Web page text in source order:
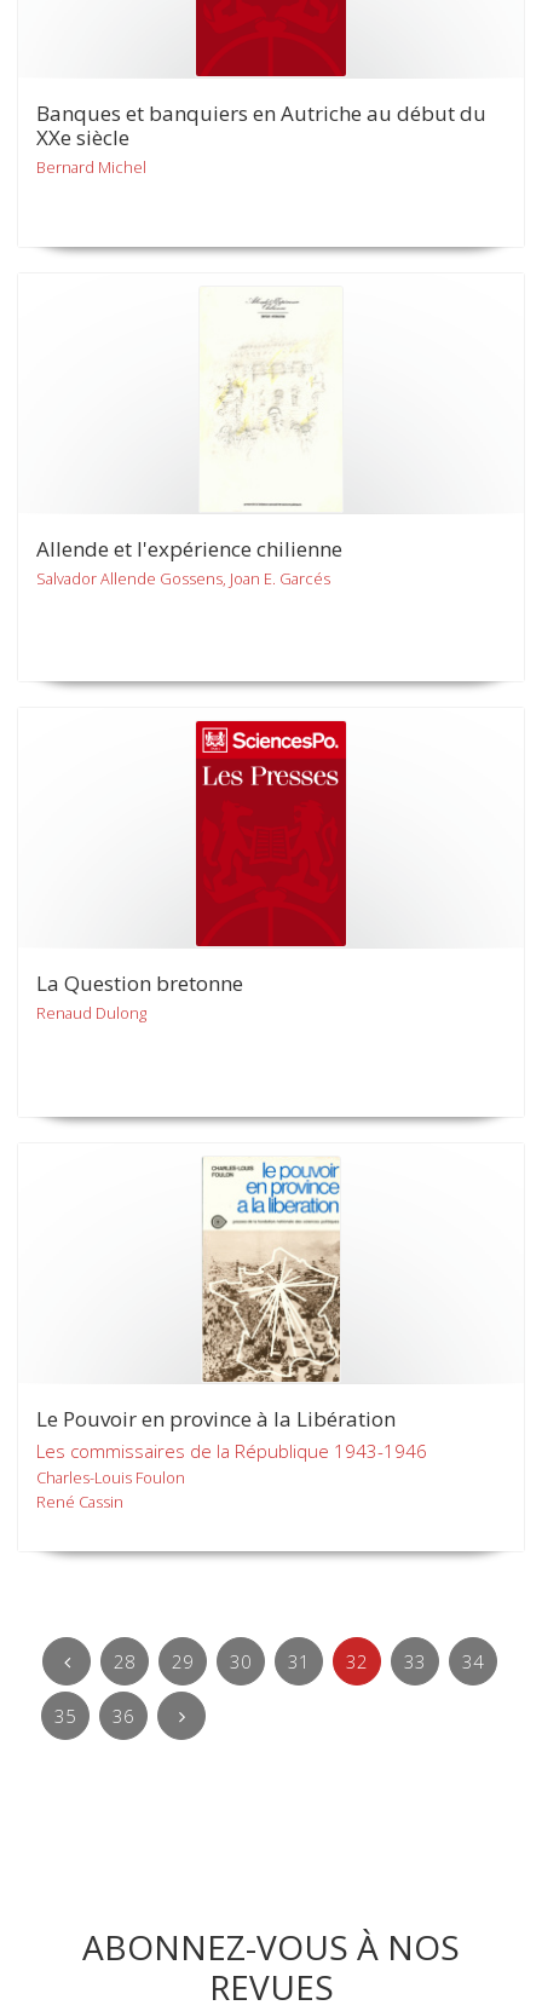
Banques et banquiers en Autriche au début du
XXe siècle
Bernard Michel
Allende et l'expérience chilienne
Salvador Allende Gossens, Joan E. Garcés
La Question bretonne
Renaud Dulong
Le Pouvoir en province à la Libération
Les commissaires de la République 1943-1946
Charles-Louis Foulon
René Cassin
28 29 30 31 32 33 34
35 36
ABONNEZ-VOUS À NOS
REVUES